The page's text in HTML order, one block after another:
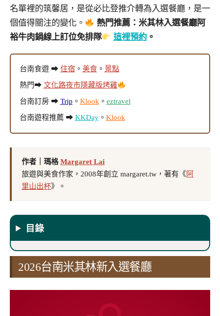
名單裡的筑馨居，是從必比登推介轉為入選餐廳，是一
個值得關注的變化。
熱門推薦：米其林入選餐廳阿
裕牛肉鍋線上訂位免排隊
這裡預約。
台南食遊 ➡ 住宿 。 美食。 景點
熱門➡ 文化路夜市隱藏版烤雞
台南訂房 ➡ Trip 。 Klook。 eztravel
台南遊程推薦 ➡ KKDay。 Klook
作者｜瑪格Margaret Lai
旅遊與美食作家，2008年創立 margaret.tw，著有《阿
里山出杯》。
目錄
2026台南米其林新入選餐廳